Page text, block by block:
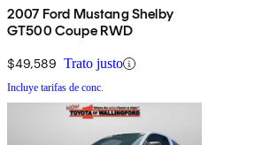
2007 Ford Mustang Shelby
GT500 Coupe RWD
$49,589 Trato justo
Incluye tarifas de conc.